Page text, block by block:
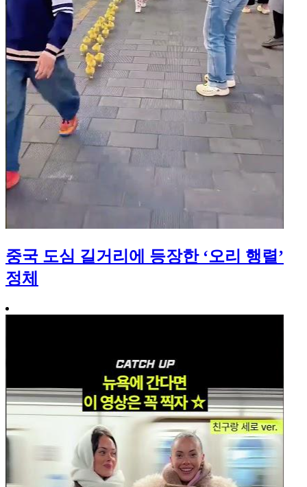
중국 도심 길거리에 등장한 ‘오리 행렬’
정체